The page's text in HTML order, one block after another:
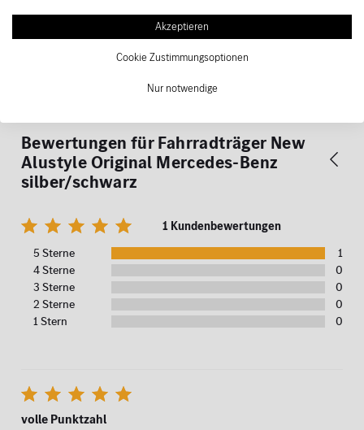
Kompatible Fahrzeuge
Bewertungen fürFahrradträger New
Alustyle Original Mercedes-Benz
silber/schwarz
1 Kundenbewertungen
5 Sterne
1
4 Sterne
0
3 Sterne
0
2 Sterne
0
1 Stern
0
volle Punktzahl
Akzeptieren
Cookie Zustimmungsoptionen
Nur notwendige